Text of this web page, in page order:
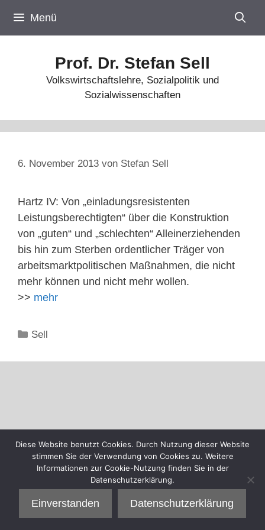
Inhalt
springen
Menü
Prof. Dr. Stefan Sell
Volkswirtschaftslehre, Sozialpolitik und
Sozialwissenschaften
6. November 2013 von Stefan Sell
Hartz IV: Von „einladungsresistenten
Leistungsberechtigten“ über die Konstruktion
von „guten“ und „schlechten“ Alleinerziehenden
bis hin zum Sterben ordentlicher Träger von
arbeitsmarktpolitischen Maßnahmen, die nicht
mehr können und nicht mehr wollen.
>> mehr
Kategorien
Sell
Diese Website benutzt Cookies. Durch Nutzung dieser Website
stimmen Sie der Verwendung von Cookies zu. Weitere
Informationen zur Cookie-Nutzung finden Sie in der
Datenschutzerklärung.
Einverstanden Datenschutzerklärung